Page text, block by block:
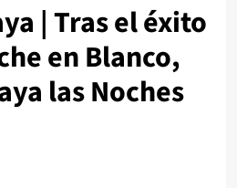
| Tras el éxito
en Blanco,
las Noches